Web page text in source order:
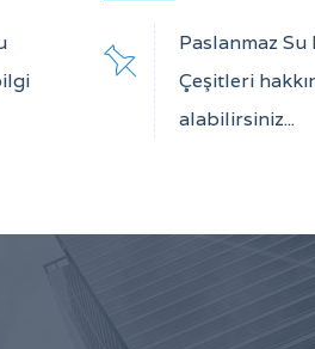
Paslanmaz Su
Çeşitleri
alabilirsiniz...